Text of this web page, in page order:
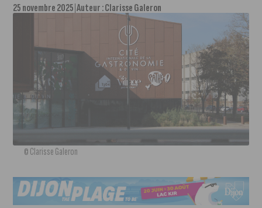
25 novembre 2025 Auteur :Clarisse Galeron
© Clarisse Galeron